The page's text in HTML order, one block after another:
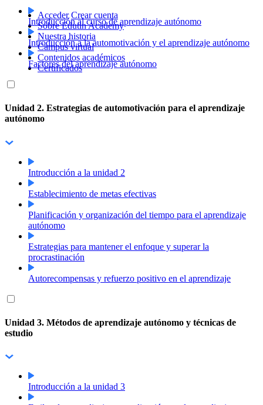
Acceder Crear cuenta
Sobre Edutin Academy
Nuestra historia
Campus virtual
Contenidos académicos
Certificados
Introducción al curso de aprendizaje autónomo
Introducción a la automotivación y el aprendizaje autónomo
Factores del aprendizaje autónomo
Unidad 2. Estrategias de automotivación para el aprendizaje
autónomo
Introducción a la unidad 2
Establecimiento de metas efectivas
Planificación y organización del tiempo para el aprendizaje
autónomo
Estrategias para mantener el enfoque y superar la
procrastinación
Autorecompensas y refuerzo positivo en el aprendizaje
Unidad 3. Métodos de aprendizaje autónomo y técnicas de
estudio
Introducción a la unidad 3